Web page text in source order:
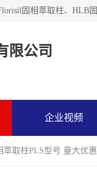
限公司
企业视频
萃取柱PLS型号 量大优惠